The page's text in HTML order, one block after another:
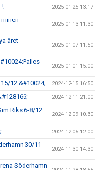
! 2025-01-25 13:17
2025-01-13 11:30
året
2025-01-07 11:50
2025-01-01 15:00
12 &#10024; 2024-12-15 16:50
2024-12-11 21:00
Riks 6-8/12
2024-12-09 10:30
2024-12-05 12:00
30/11
2024-11-30 14:30
Söderhamn